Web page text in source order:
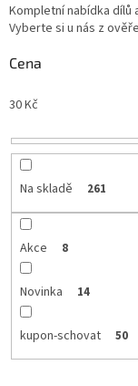
Kompletní nabídka dílů
Vyberte si u nás z
Cena
30Kč
Na skladě 261
Akce 8
Novinka 14
kupon-schovat 50